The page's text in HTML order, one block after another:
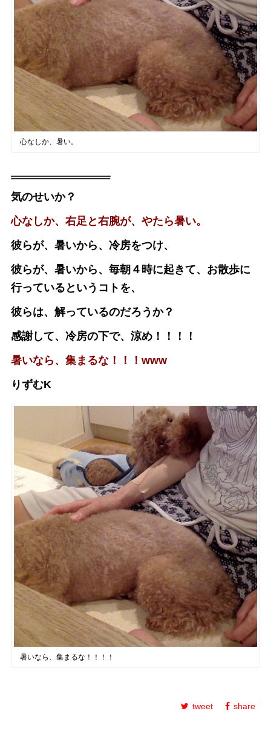
心なしか、暑い。
気のせいか？
心なしか、右足と右腕が、やたら暑い。
彼らが、暑いから、冷房をつけ、
彼らが、暑いから、毎朝４時に起きて、お散歩に
行っているというコトを、
彼らは、解っているのだろうか？
感謝して、冷房の下で、涼め！！！！
暑いなら、集まるな！！！www
りずむK
暑いなら、集まるな！！！！
tweet share